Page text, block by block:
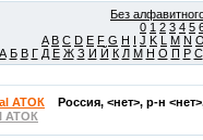
Без
0 1 2 3 4 5
A B C D E F G H I J K L M N
А Б В Г Д Е Ж З И Й К Л М Н О П Р С
АТОК
Россия, <нет>, р-н
АТОК